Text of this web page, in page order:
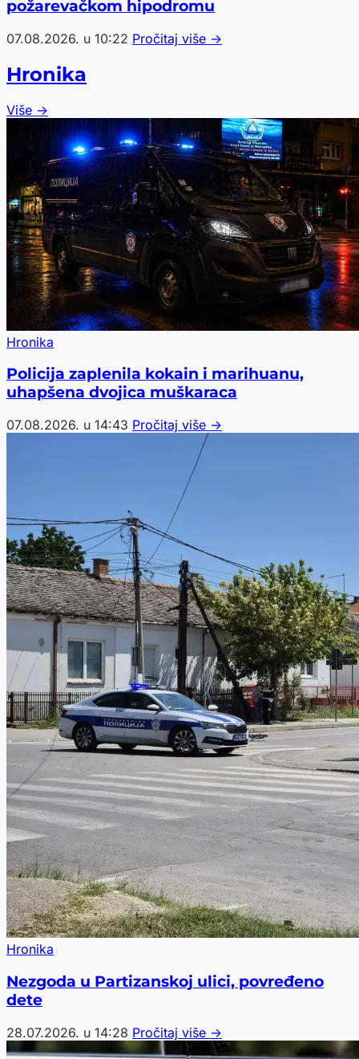
požarevačkom hipodromu
07.08.2026. u 10:22 Pročitaj više →
Hronika
Više →
Hronika
Policija zaplenila kokain i marihuanu,
uhapšena dvojica muškaraca
07.08.2026. u 14:43 Pročitaj više →
Hronika
Nezgoda u Partizanskoj ulici, povređeno
dete
28.07.2026. u 14:28 Pročitaj više →